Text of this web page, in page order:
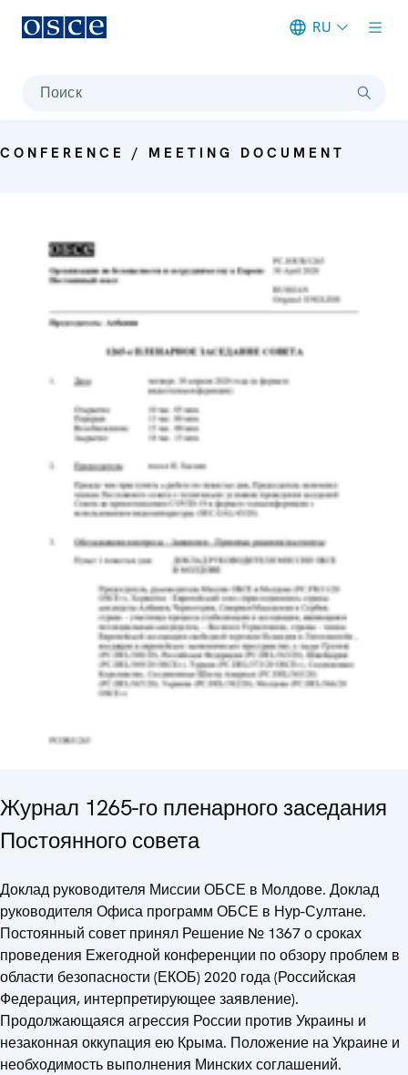
RU
Поиск
CONFERENCE / MEETING DOCUMENT
Журнал 1265-го пленарного заседания
Постоянного совета
Доклад руководителя Миссии ОБСЕ в Молдове. Доклад
руководителя Офиса программ ОБСЕ в Нур-Султане.
Постоянный совет принял Решение № 1367 о сроках
проведения Ежегодной конференции по обзору проблем в
области безопасности (ЕКОБ) 2020 года (Российская
Федерация, интерпретирующее заявление).
Продолжающаяся агрессия России против Украины и
незаконная оккупация ею Крыма. Положение на Украине и
необходимость выполнения Минских соглашений.